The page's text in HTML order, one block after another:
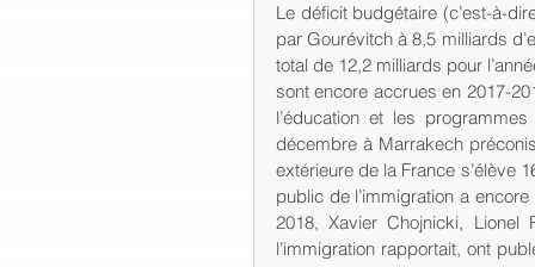
Le déficit budgétaire (c’est-à-
par Gourévitch à 8,5 milliards
total de 12,2 milliards pour
sont encore accrues en 2017-
l’éducation et les
décembre à Marrakech
extérieure de la France s’élève
public de l’immigration a
2018, Xavier Chojnicki,
l’immigration rapportait, ont